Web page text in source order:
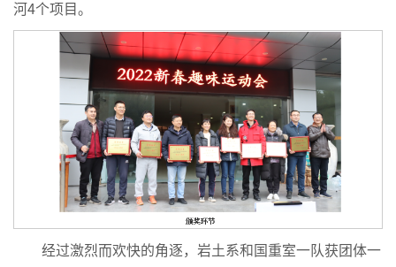
河4个项目。
经过激烈而欢快的角逐，岩土系和国重室一队获团体一